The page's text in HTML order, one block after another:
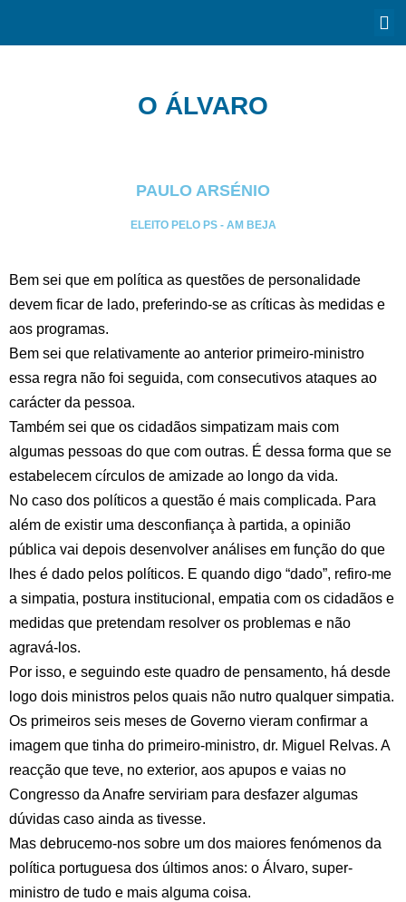
O ÁLVARO
PAULO ARSÉNIO
ELEITO PELO PS - AM BEJA
Bem sei que em política as questões de personalidade
devem ficar de lado, preferindo-se as críticas às medidas e
aos programas.
Bem sei que relativamente ao anterior primeiro-ministro
essa regra não foi seguida, com consecutivos ataques ao
carácter da pessoa.
Também sei que os cidadãos simpatizam mais com
algumas pessoas do que com outras. É dessa forma que se
estabelecem círculos de amizade ao longo da vida.
No caso dos políticos a questão é mais complicada. Para
além de existir uma desconfiança à partida, a opinião
pública vai depois desenvolver análises em função do que
lhes é dado pelos políticos. E quando digo “dado”, refiro-me
a simpatia, postura institucional, empatia com os cidadãos e
medidas que pretendam resolver os problemas e não
agravá-los.
Por isso, e seguindo este quadro de pensamento, há desde
logo dois ministros pelos quais não nutro qualquer simpatia.
Os primeiros seis meses de Governo vieram confirmar a
imagem que tinha do primeiro-ministro, dr. Miguel Relvas. A
reacção que teve, no exterior, aos apupos e vaias no
Congresso da Anafre serviriam para desfazer algumas
dúvidas caso ainda as tivesse.
Mas debrucemo-nos sobre um dos maiores fenómenos da
política portuguesa dos últimos anos: o Álvaro, super-
ministro de tudo e mais alguma coisa.